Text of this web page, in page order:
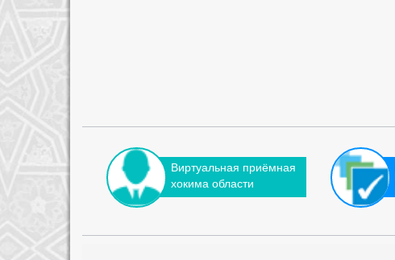
Виртуальная приёмная
хокима области